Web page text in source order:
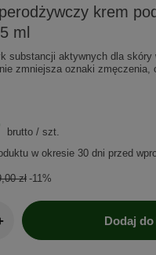
krem
ml
substancji aktywnych dla skóry
zmniejsza oznaki zmęczenia,
brutto / szt.
w okresie 30 dni przed
zł -11%
Dodaj